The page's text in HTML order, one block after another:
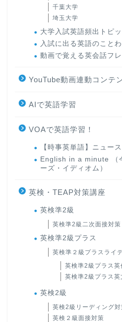
千葉大学
埼玉大学
大学入試英語頻出トピ
入試に出る英語のこと
動画で覚える英会話フ
YouTube動画連動コンテ
AIで英語学習
VOAで英語学習！
【時事英単語】ニュー
English in a minute （
ーズ・イディオム）
英検・TEAP対策講座
英検準2級
英検準2級二次面接対策
英検準2級プラス
英検準２級プラスライ
英検準2級プラス英
英検準2級プラス英
英検2級
英検2級リーディング
英検２級面接対策